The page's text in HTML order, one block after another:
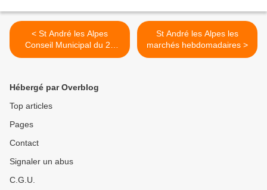
< St André les Alpes
Conseil Municipal du 27
mars
St André les Alpes les
marchés hebdomadaires >
Hébergé par Overblog
Top articles
Pages
Contact
Signaler un abus
C.G.U.